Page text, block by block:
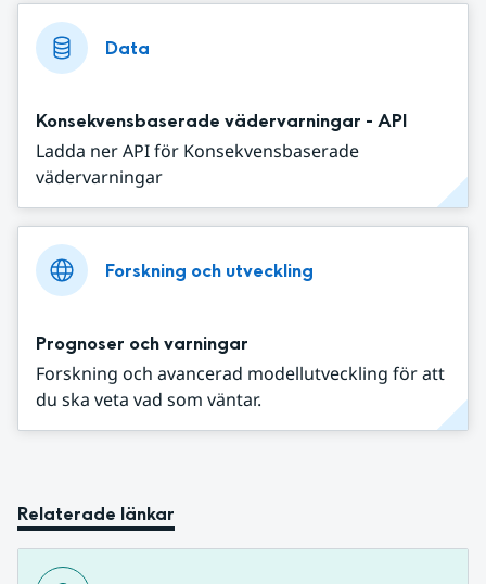
Data
Konsekvensbaserade vädervarningar - API
Ladda ner API för Konsekvensbaserade
vädervarningar
Forskning och utveckling
Prognoser och varningar
Forskning och avancerad modellutveckling för att
du ska veta vad som väntar.
Relaterade länkar